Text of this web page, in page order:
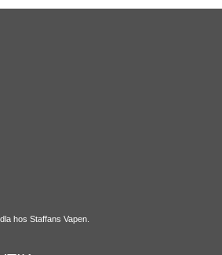
hos Staffans Vapen.